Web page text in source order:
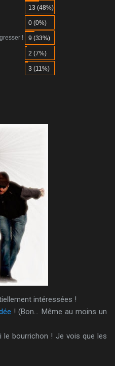
13 (48%)
0 (0%)
! 9 (33%)
2 (7%)
3 (11%)
intéressées !
! (Bon... Même au moins un
le bourrichon ! Je vois que les